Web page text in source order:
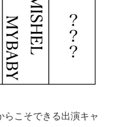
こそできる出演キャ